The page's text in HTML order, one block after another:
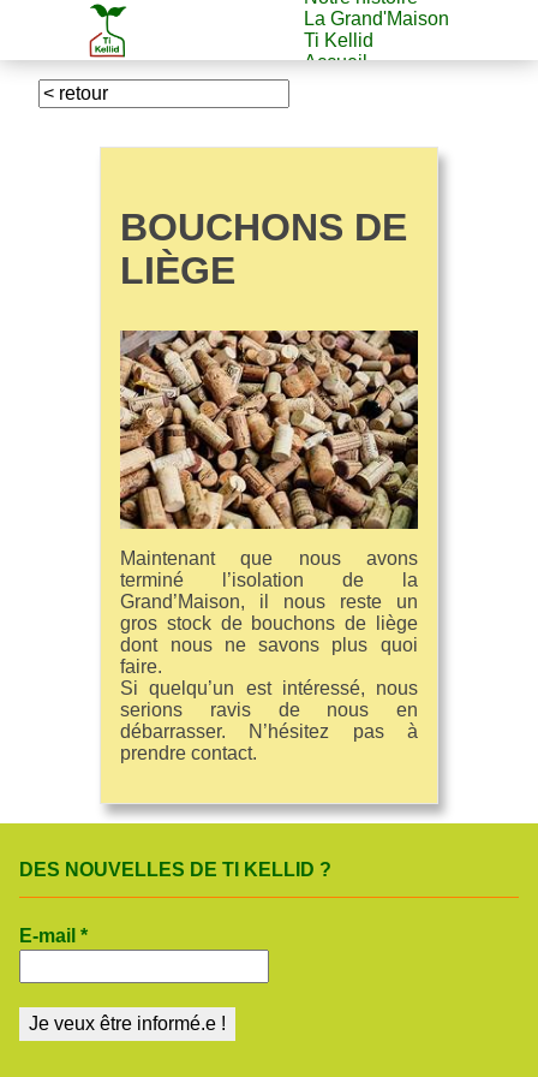
La Grand'Maison
Ti Kellid
Accueil
BOUCHONS DE
LIÈGE
Maintenant que nous avons
terminé l’isolation de la
Grand’Maison, il nous reste un
gros stock de bouchons de liège
dont nous ne savons plus quoi
faire.
Si quelqu’un est intéressé, nous
serions ravis de nous en
débarrasser. N’hésitez pas à
prendre contact.
DES NOUVELLES DE TI KELLID ?
E-mail *